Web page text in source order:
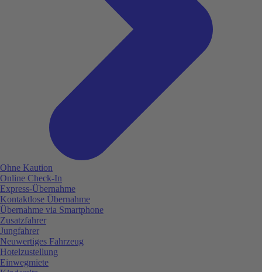
Ohne Kaution
Online Check-In
Express-Übernahme
Kontaktlose Übernahme
Übernahme via Smartphone
Zusatzfahrer
Jungfahrer
Neuwertiges Fahrzeug
Hotelzustellung
Einwegmiete